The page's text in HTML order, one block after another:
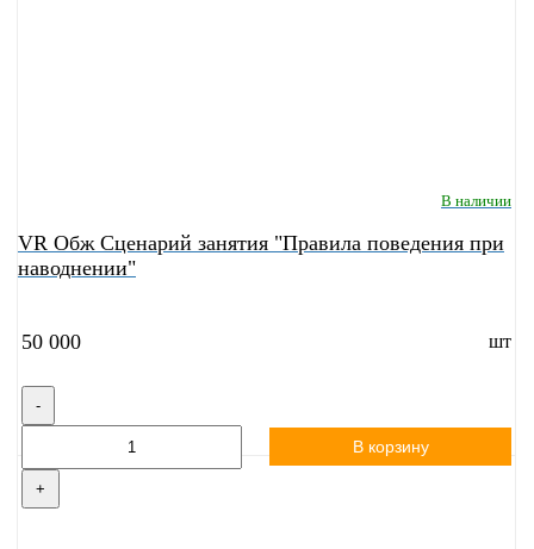
В наличии
VR Обж Сценарий занятия "Правила поведения при
наводнении"
50 000 шт
-
+
В корзину